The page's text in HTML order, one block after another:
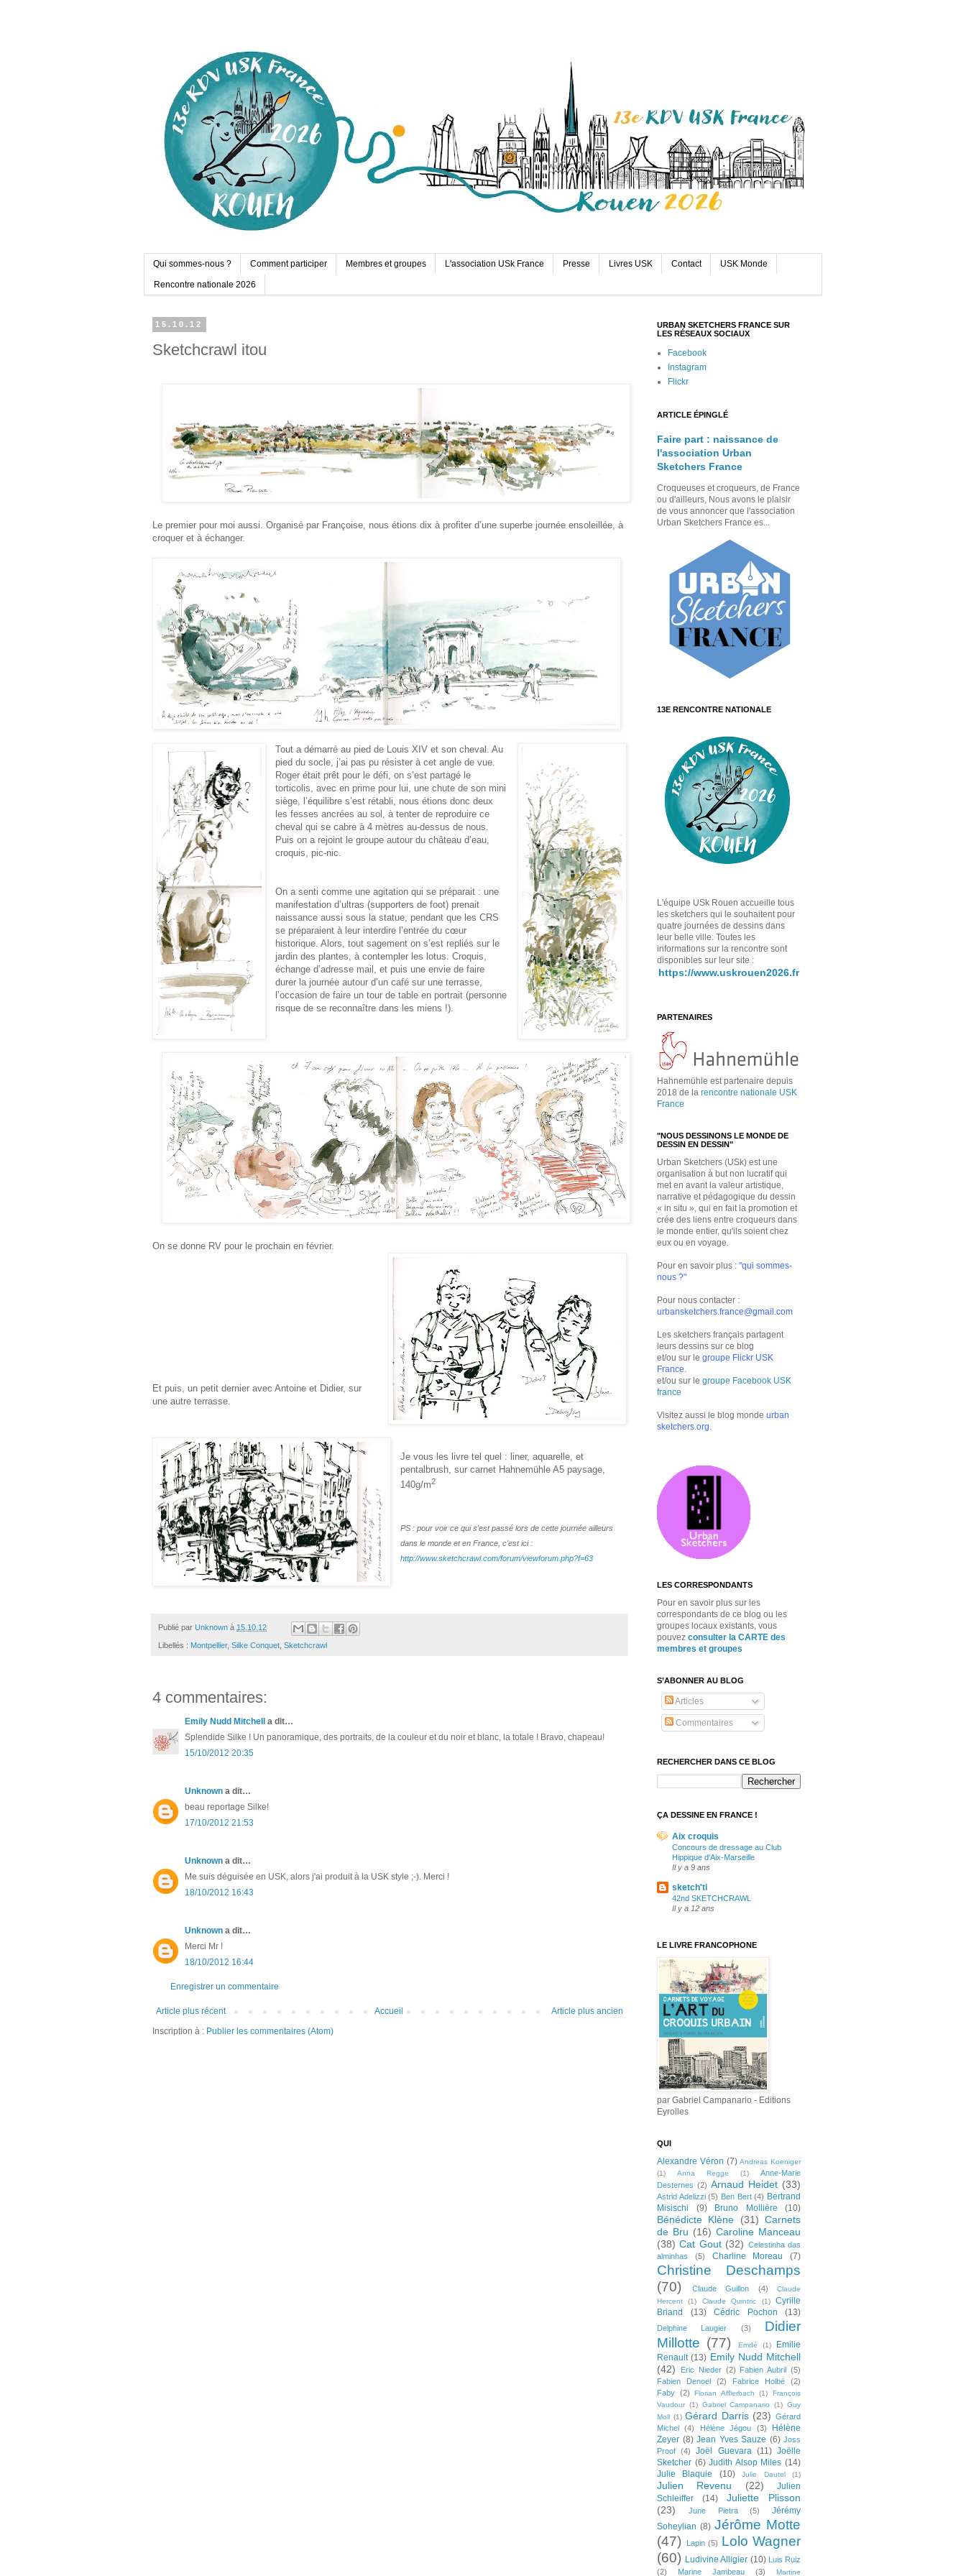
Qui sommes-nous ? Comment participer Membres et groupes L'association USk France Presse Livres USK Contact USK Monde
Rencontre nationale 2026
15.10.12
Sketchcrawl itou
Le premier pour moi aussi. Organisé par Françoise, nous étions dix à profiter d’une superbe journée ensoleillée, à
croquer et à échanger.
Tout a démarré au pied de Louis XIV et son cheval. Au
pied du socle, j’ai pas pu résister à cet angle de vue.
Roger était prêt pour le défi, on s’est partagé le
torticolis, avec en prime pour lui, une chute de son mini
siège, l’équilibre s’est rétabli, nous étions donc deux
les fesses ancrées au sol, à tenter de reproduire ce
cheval qui se cabre à 4 mètres au-dessus de nous.
Puis on a rejoint le groupe autour du château d’eau,
croquis, pic-nic.
On a senti comme une agitation qui se préparait : une
manifestation d’ultras (supporters de foot) prenait
naissance aussi sous la statue, pendant que les CRS
se préparaient à leur interdire l’entrée du cœur
historique. Alors, tout sagement on s’est repliés sur le
jardin des plantes, à contempler les lotus. Croquis,
échange d’adresse mail, et puis une envie de faire
durer la journée autour d’un café sur une terrasse,
l’occasion de faire un tour de table en portrait (personne
risque de se reconnaître dans les miens !).
On se donne RV pour le prochain en février.
Et puis, un petit dernier avec Antoine et Didier, sur
une autre terrasse.
Je vous les livre tel quel : liner, aquarelle, et
pentalbrush, sur carnet Hahnemühle A5 paysage,
140g/m2
PS : pour voir ce qui s'est passé lors de cette journée ailleurs
dans le monde et en France, c'est ici :
http://www.sketchcrawl.com/forum/viewforum.php?f=63
Publié par Unknown à 15.10.12
Libellés : Montpellier, Silke Conquet Sketchcrawl
4 commentaires:
Emily Nudd Mitchell a dit…
Splendide Silke ! Un panoramique, des portraits, de la couleur et du noir et blanc, la totale ! Bravo, chapeau!
15/10/2012 20:35
Unknown a dit…
beau reportage Silke!
17/10/2012 21:53
Unknown a dit…
Me suis déguisée en USK, alors j'ai produit à la USK style ;-). Merci !
18/10/2012 16:43
Unknown a dit…
Merci Mr !
18/10/2012 16:44
Enregistrer un commentaire
Article plus récent Article plus ancien
Accueil
Inscription à : Publier les commentaires (Atom)
URBAN SKETCHERS FRANCE SUR
LES RÉSEAUX SOCIAUX
Facebook
Instagram
Flickr
ARTICLE ÉPINGLÉ
Faire part : naissance de
l'association Urban
Sketchers France
Croqueuses et croqueurs, de France
ou d'ailleurs, Nous avons le plaisir
de vous annoncer que l'association
Urban Sketchers France es...
13E RENCONTRE NATIONALE
L'équipe USk Rouen accueille tous
les sketchers qui le souhaitent pour
quatre journées de dessins dans
leur belle ville. Toutes les
informations sur la rencontre sont
disponibles sur leur site :
https://www.uskrouen2026.fr
PARTENAIRES
Hahnemühle est partenaire depuis
2018 de la rencontre nationale USK
France
"NOUS DESSINONS LE MONDE DE
DESSIN EN DESSIN"
Urban Sketchers (USk) est une
organisation à but non lucratif qui
met en avant la valeur artistique,
narrative et pédagogique du dessin
« in situ », qui en fait la promotion et
crée des liens entre croqueurs dans
le monde entier, qu'ils soient chez
eux ou en voyage.
Pour en savoir plus : "qui sommes-
nous ?"
Pour nous contacter :
urbansketchers.france@gmail.com
Les sketchers français partagent
leurs dessins sur ce blog
et/ou sur le groupe Flickr USK
France
et/ou sur le groupe Facebook USK
france
Visitez aussi le blog monde urban
sketchers.org
LES CORRESPONDANTS
Pour en savoir plus sur les
correspondants de ce blog ou les
groupes locaux existants, vous
pouvez consulter la CARTE des
membres et groupes
S’ABONNER AU BLOG
Articles
Commentaires
RECHERCHER DANS CE BLOG
ÇA DESSINE EN FRANCE !
Aix croquis
Concours de dressage au Club
Hippique d'Aix-Marseille
Il y a 9 ans
sketch'ti
42nd SKETCHCRAWL
Il y a 12 ans
LE LIVRE FRANCOPHONE
par Gabriel Campanario - Editions
Eyrolles
QUI
Alexandre Véron (7) Andreas Koeniger
(1)
Anna Regge (1)
Anne-Marie
Desternes (2) Arnaud Heidet (33)
Astrid Adelizzi (5) Ben Bert (4) Bertrand
Misischi
(9) Bruno Mollière (10)
Bénédicte Klène (31) Carnets
de Bru (16) Caroline Manceau
(38) Cat Gout (32) Celestinha das
alminhas
(5) Charline Moreau (7)
Christine Deschamps
(70)
Claude Guillon (4)
Claude
Hercent
(1) Claude Quintric (1)
Cyrille
Briand
(13) Cédric Pochon (13)
Delphine Laugier (3)
Didier
Millotte (77) Emdé (1)
Emilie
Renault (13) Emily Nudd Mitchell
(42)
Eric Nieder (2) Fabien Aubril (5)
Fabien Denoel
(2) Fabrice Holbé
(2)
Faby (2) Florian Afflerbach (1)
François
Vaudour (1) Gabriel Campanario (1) Guy
Moll (1) Gérard Darris (23) Gérard
Michel
(4) Hélène Jégou (3)
Hélène
Zeyer (8) Jean Yves Sauze (6) Joss
Proof
(4) Joël Guevara (11) Joëlle
Sketcher (6) Judith Alsop Miles (14)
Julie Blaquie
(10) Julie Dautel (1)
Julien Revenu (22)
Julien
Schleiffer
(14)
Juliette Plisson
(23)
June Pietra (5)
Jérémy
Soheylian (8) Jérôme Motte
(47)
Lapin (5) Lolo Wagner
(60) Ludivine Alligier (10) Luis Ruiz
(2)
Marine Jambeau (3) Martine